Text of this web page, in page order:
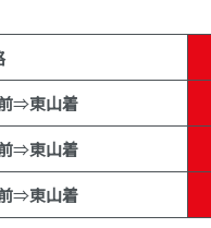
⇒東山着
⇒東山着
⇒東山着